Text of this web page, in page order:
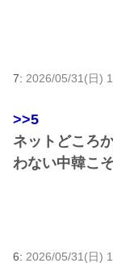
7: 2026/05/31(日)
>>5
ネットどころ
わない中韓こ
6: 2026/05/31(日)